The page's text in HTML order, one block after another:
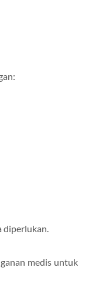
diperlukan.
medis untuk